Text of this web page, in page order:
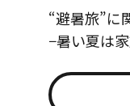
“避暑旅”に
−暑い夏は